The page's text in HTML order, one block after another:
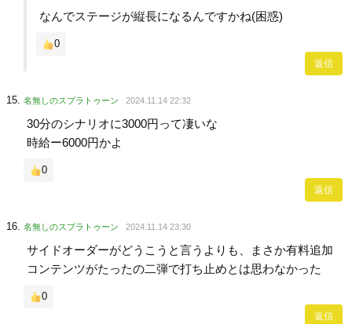
なんでステージが縦長になるんですかね(困惑)
0
返信
名無しのスプラトゥーン 2024.11.14 22:32
30分のシナリオに3000円って凄いな
時給ー6000円かよ
0
返信
名無しのスプラトゥーン 2024.11.14 23:30
サイドオーダーがどうこうと言うよりも、まさか有料追加
コンテンツがたったの二弾で打ち止めとは思わなかった
0
返信